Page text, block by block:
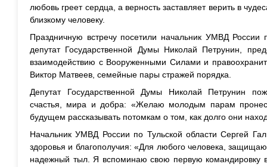
любовь греет сердца, а верность заставляет верить в
близкому человеку.
Праздничную встречу посетили начальник УМВД России
депутат Государственной Думы Николай Петрунин,
взаимодействию с Вооруженными Силами и
Виктор Матвеев, семейные пары стражей порядка.
Депутат Государственной Думы Николай Петрунин
счастья, мира и добра: «Желаю молодым парам
будущем рассказывать потомкам о том, как долго они
Начальник УМВД России по Тульской области Сергей
здоровья и благополучия: «Для любого человека,
надежный тыл. Я вспоминаю свою первую командировку